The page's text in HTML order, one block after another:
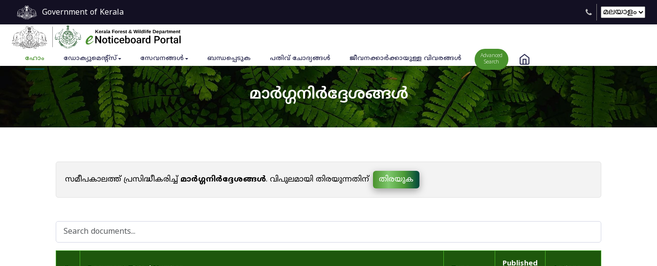
Government of Kerala
ഹോം ഡോക്യുമെൻ്റ്സ് സേവനങ്ങൾ ബന്ധപ്പെടുക പതിവ് ചോദ്യങ്ങൾ ജീവനക്കാര്‍ക്കായുള്ള വിവരങ്ങള്‍
Advanced
Search
മാർഗ്ഗനിർദ്ദേശങ്ങൾ
സമീപകാലത്ത് പ്രസിദ്ധീകരിച്ച്മാർഗ്ഗനിർദ്ദേശങ്ങൾ. വിപുലമായി തിരയുന്നതിന് തിരയുക
Published